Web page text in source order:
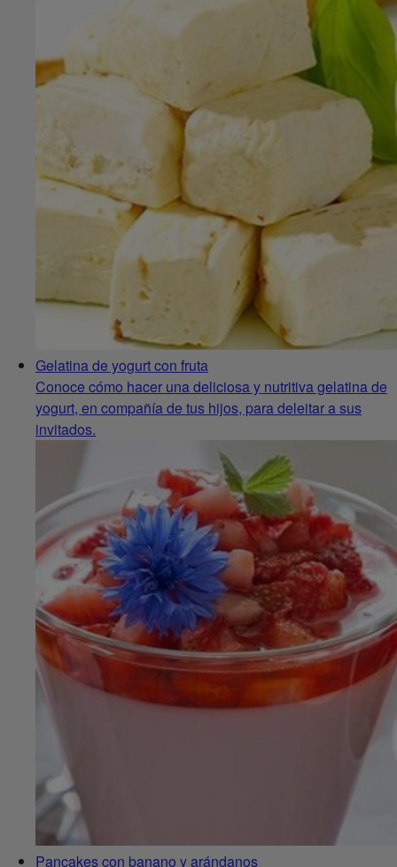
Gelatina de yogurt con fruta
Conoce cómo hacer una deliciosa y nutritiva gelatina de
yogurt, en compañía de tus hijos, para deleitar a sus
invitados.
Pancakes con banano y arándanos